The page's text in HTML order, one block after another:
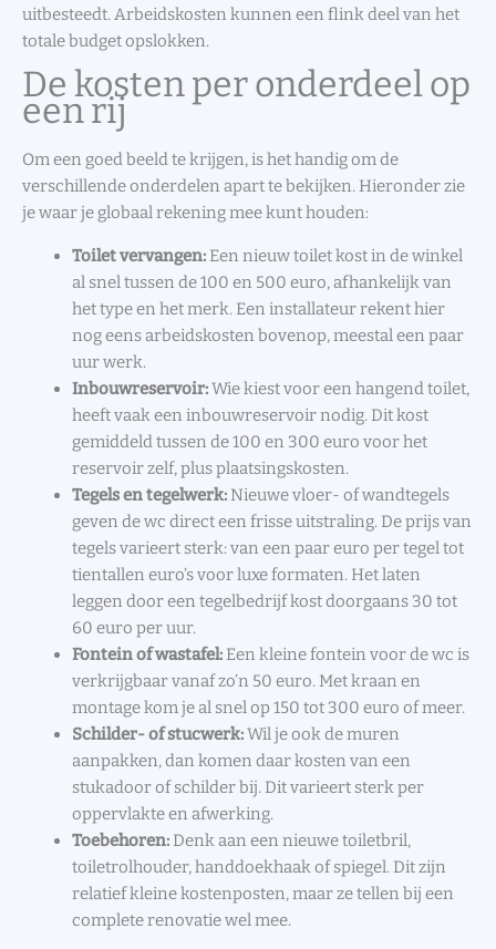
uitbesteedt. Arbeidskosten kunnen een flink deel van het
totale budget opslokken.
De kosten per onderdeel op
een rij
Om een goed beeld te krijgen, is het handig om de
verschillende onderdelen apart te bekijken. Hieronder zie
je waar je globaal rekening mee kunt houden:
Toilet vervangen: Een nieuw toilet kost in de winkel
al snel tussen de 100 en 500 euro, afhankelijk van
het type en het merk. Een installateur rekent hier
nog eens arbeidskosten bovenop, meestal een paar
uur werk.
Inbouwreservoir:Wie kiest voor een hangend toilet,
heeft vaak een inbouwreservoir nodig. Dit kost
gemiddeld tussen de 100 en 300 euro voor het
reservoir zelf, plus plaatsingskosten.
Tegels en tegelwerk: Nieuwe vloer- of wandtegels
geven de wc direct een frisse uitstraling. De prijs van
tegels varieert sterk: van een paar euro per tegel tot
tientallen euro’s voor luxe formaten. Het laten
leggen door een tegelbedrijf kost doorgaans 30 tot
60 euro per uur.
Fontein of wastafel: Een kleine fontein voor de wc is
verkrijgbaar vanaf zo’n 50 euro. Met kraan en
montage kom je al snel op 150 tot 300 euro of meer.
Schilder- of stucwerk:Wil je ook de muren
aanpakken, dan komen daar kosten van een
stukadoor of schilder bij. Dit varieert sterk per
oppervlakte en afwerking.
Toebehoren: Denk aan een nieuwe toiletbril,
toiletrolhouder, handdoekhaak of spiegel. Dit zijn
relatief kleine kostenposten, maar ze tellen bij een
complete renovatie wel mee.